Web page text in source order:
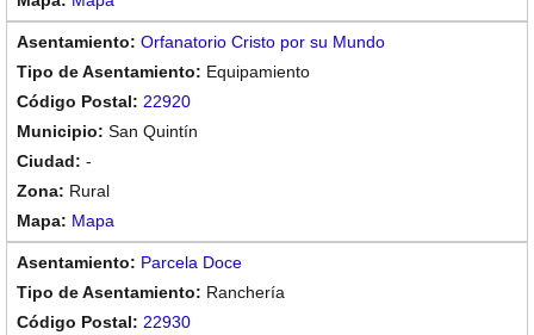
Orfanatorio Cristo por su Mundo
Equipamiento
22920
San Quintín
-
Rural
Mapa
Parcela Doce
Ranchería
22930